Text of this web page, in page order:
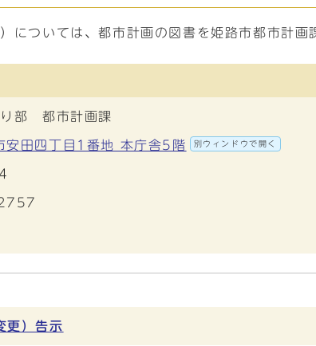
については、都市計画の図書を姫路市都市計画
部 都市計画課
田四丁目1番地 本庁舎5階 別ウィンドウで開く
更）告示